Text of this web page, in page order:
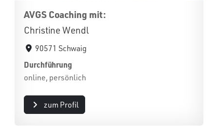
AVGS Coaching mit:
Christine Wendl
90571 Schwaig
Durchführung
online, persönlich
zum Profil